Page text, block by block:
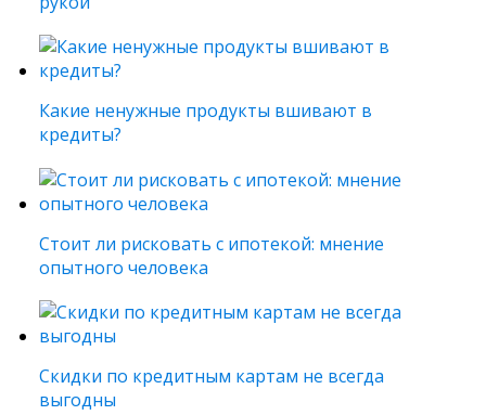
Какие ненужные продукты вшивают в
кредиты?
Стоит ли рисковать с ипотекой: мнение
опытного человека
Скидки по кредитным картам не всегда
выгодны